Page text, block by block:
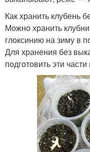
Как хранить клубень
Можно хранить
глоксинию на зиму в
Для хранения без
подготовить эти